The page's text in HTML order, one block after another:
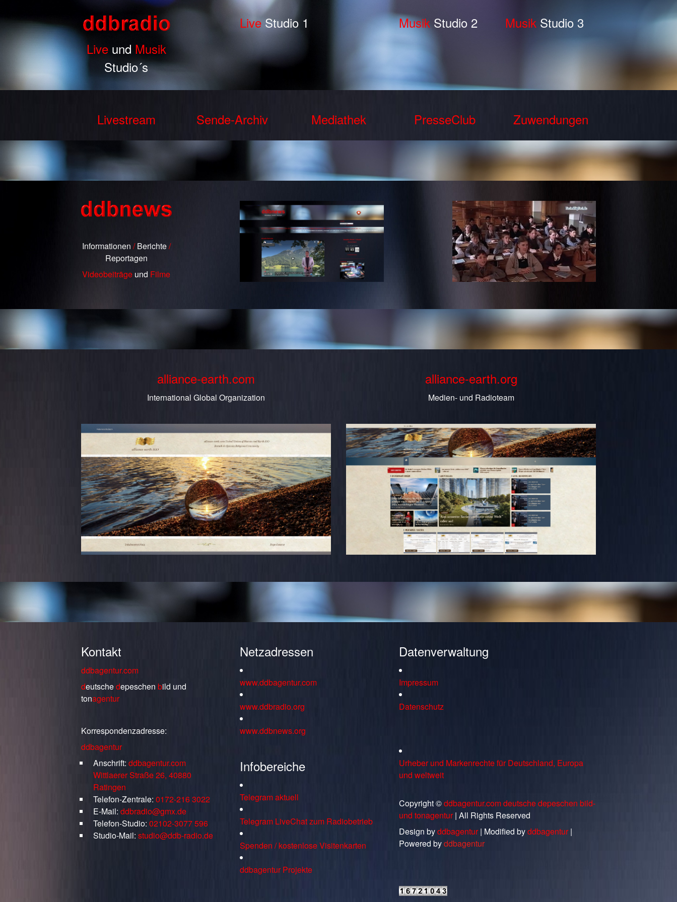
Live und Musik
Studio´s
Live Studio 1 Musik Studio 2 MusikStudio 3
Livestream Sende-Archiv Mediathek PresseClub Zuwendungen
Informationen /Berichte/
Reportagen
Videobeiträge und Filme
alliance-earth.com
International Global Organization
alliance-earth.org
Medien- und Radioteam
Kontakt
ddbagentur.com
deutschedepeschen bild und
tonagentur
Korrespondenzadresse:
ddbagentur
Anschrift: ddbagentur.com
Wittlaerer Straße 26, 40880
Ratingen
Telefon-Zentrale: 0172-216 3022
E-Mail: ddbradio@gmx.de
Telefon-Studio: 02102-3077 596
Studio-Mail: studio@ddb-radio.de
Netzadressen
www.ddbagentur.com
www.ddbradio.org
www.ddbnews.org
Infobereiche
Telegram aktuell
Telegram LiveChat zum Radiobetrieb
Spenden / kostenlose Visitenkarten
ddbagentur Projekte
Datenverwaltung
Impressum
Datenschutz
Urheber und Markenrechte für Deutschland, Europa
und weltweit
Copyright ©ddbagentur.com deutsche depeschen bild-
und tonagentur| All Rights Reserved
Design byddbagentur| Modified byddbagentur|
Powered byddbagentur